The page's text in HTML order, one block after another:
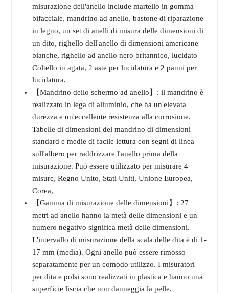
misurazione dell'anello include martello in gomma
bifacciale, mandrino ad anello, bastone di riparazione
in legno, un set di anelli di misura delle dimensioni di
un dito, righello dell'anello di dimensioni americane
bianche, righello ad anello nero britannico, lucidato
Coltello in agata, 2 aste per lucidatura e 2 panni per
lucidatura.
【Mandrino dello schermo ad anello】: il mandrino è
realizzato in lega di alluminio, che ha un'elevata
durezza e un'eccellente resistenza alla corrosione.
Tabelle di dimensioni del mandrino di dimensioni
standard e medie di facile lettura con segni di linea
sull'albero per raddrizzare l'anello prima della
misurazione. Può essere utilizzato per misurare 4
misure, Regno Unito, Stati Uniti, Unione Europea,
Corea,
【Gamma di misurazione delle dimensioni】: 27
metri ad anello hanno la metà delle dimensioni e un
numero negativo significa metà delle dimensioni.
L'intervallo di misurazione della scala delle dita è di 1-
17 mm (media). Ogni anello può essere rimosso
separatamente per un comodo utilizzo. I misuratori
per dita e polsi sono realizzati in plastica e hanno una
superficie liscia che non danneggia la pelle.